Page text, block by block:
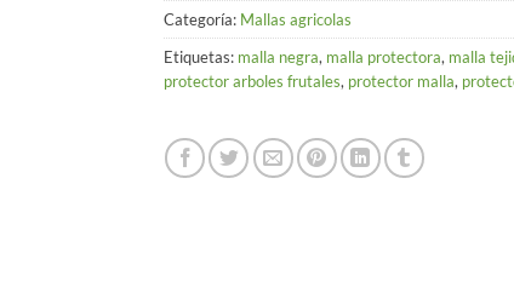
Categoría: Mallas agricolas
Etiquetas: malla negra, malla protectora, malla
protector arboles frutales, protector malla,